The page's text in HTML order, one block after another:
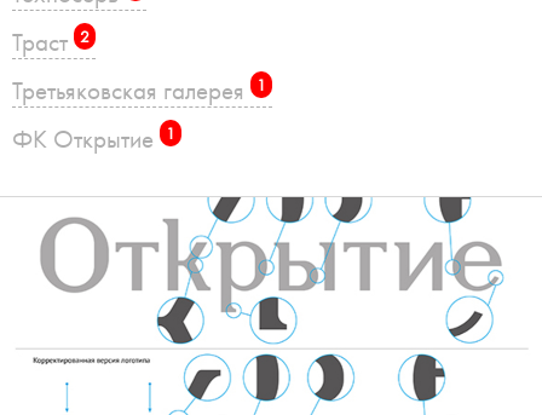
Траст 2
Третьяковская галерея 1
ФК Открытие 1